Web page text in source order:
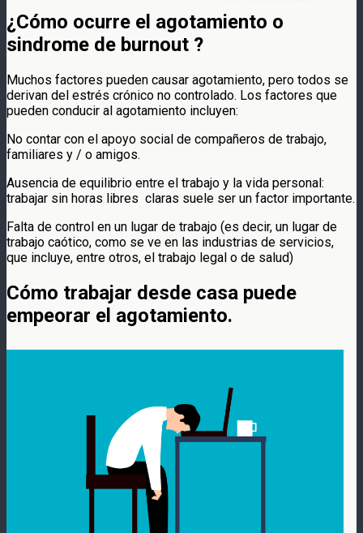
¿Cómo ocurre el agotamiento o
sindrome de burnout ?
Muchos factores pueden causar agotamiento, pero todos se
derivan del estrés crónico no controlado. Los factores que
pueden conducir al agotamiento incluyen:
No contar con el apoyo social de compañeros de trabajo,
familiares y / o amigos.
Ausencia de equilibrio entre el trabajo y la vida personal:
trabajar sin horas libres claras suele ser un factor importante.
Falta de control en un lugar de trabajo (es decir, un lugar de
trabajo caótico, como se ve en las industrias de servicios,
que incluye, entre otros, el trabajo legal o de salud)
Cómo trabajar desde casa puede
empeorar el agotamiento.